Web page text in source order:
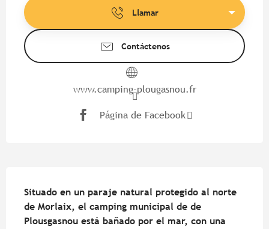
Llamar
Contáctenos
www.camping-plougasnou.fr
Página de Facebook
Situado en un paraje natural protegido al norte
de Morlaix, el camping municipal de de
Plousgasnou está bañado por el mar, con una